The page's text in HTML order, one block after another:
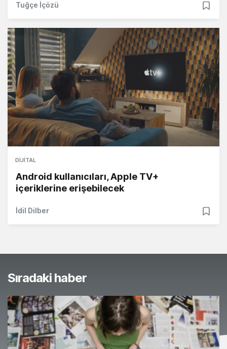
Tuğçe İçözü
DIJITAL
Android kullanıcıları, Apple TV+
içeriklerine erişebilecek
İdil Dilber
Sıradaki haber